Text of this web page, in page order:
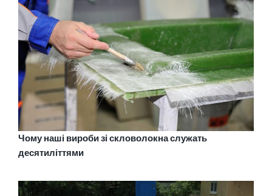
Чому наші вироби зі скловолокна служать
десятиліттями